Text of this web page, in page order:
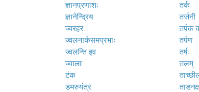
ज्ञानप्रणाशः
ज्ञानेन्द्रिय
ज्वरहर
ज्वलनार्कसमप्रभाः
ज्वलन्ति इव
ज्वाला
टंक
डमरुयंत्र
तर्क
तर्जनी
तर्पक
तर्पण
तर्षः
तलम्